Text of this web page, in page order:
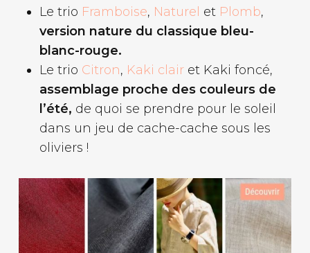
Le trio Framboise, Naturel et Plomb,
version nature du classique bleu-
blanc-rouge.
Le trio Citron, Kaki clairet Kaki foncé,
assemblage proche des couleurs de
l’été, de quoi se prendre pour le soleil
dans un jeu de cache-cache sous les
oliviers !